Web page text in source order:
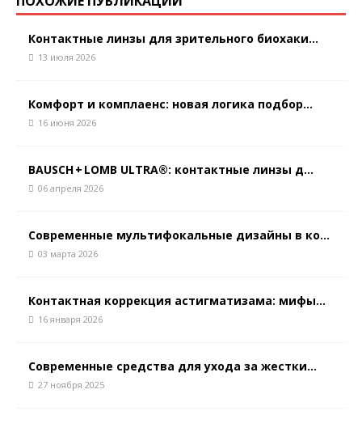
Контактные линзы для зрительного биохаки...
13 июля 2026
Комфорт и комплаенс: новая логика подбор...
16 июня 2026
BAUSCH + LOMB ULTRA®: контактные линзы д...
06 апреля 2026
Современные мультифокальные дизайны в ко...
03 марта 2026
Контактная коррекция астигматизaма: мифы...
16 января 2026
Современные средства для ухода за жестки...
27 ноября 2025